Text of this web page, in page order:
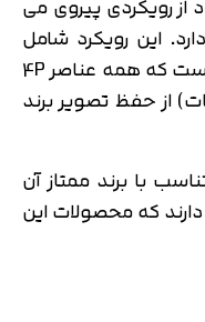
این رویکرد شامل
استفاده از برند برتر و تضمین این است که همه عناصر 4P
از حفظ تصویر برند
با برند ممتاز آن
که محصولات این